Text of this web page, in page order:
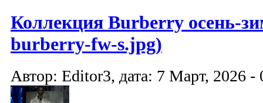
Коллекция Burberry осень-
burberry-fw-s.jpg)
Автор: Editor3, дата: 7 Март, 2026 -